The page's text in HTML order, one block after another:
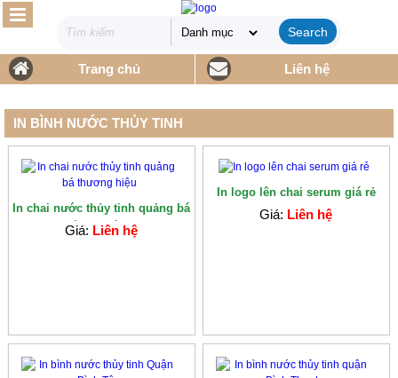
Search
Trang chủ Liên hệ
IN BÌNH NƯỚC THỦY TINH
In chai nước thủy tinh quảng bá
thương h...
Giá: Liên hệ
In logo lên chai serum giá rẻ
Giá: Liên hệ